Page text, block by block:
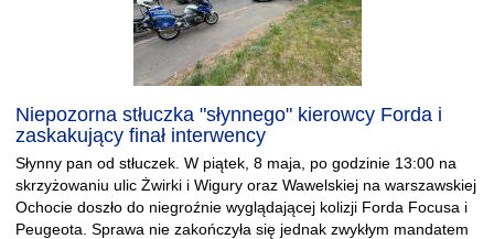
Niepozorna stłuczka "słynnego" kierowcy Forda i
zaskakujący finał interwency
Słynny pan od stłuczek. W piątek, 8 maja, po godzinie 13:00 na
skrzyżowaniu ulic Żwirki i Wigury oraz Wawelskiej na warszawskiej
Ochocie doszło do niegroźnie wyglądającej kolizji Forda Focusa i
Peugeota. Sprawa nie zakończyła się jednak zwykłym mandatem